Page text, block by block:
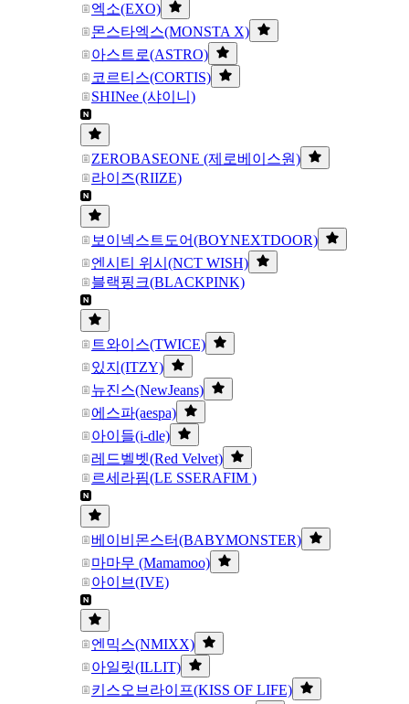
엑소(EXO)
몬스타엑스(MONSTA X)
아스트로(ASTRO)
코르티스(CORTIS)
SHINee (샤이니)
ZEROBASEONE (제로베이스원)
라이즈(RIIZE)
보이넥스트도어(BOYNEXTDOOR)
엔시티 위시(NCT WISH)
블랙핑크(BLACKPINK)
트와이스(TWICE)
있지(ITZY)
뉴진스(NewJeans)
에스파(aespa)
아이들(i-dle)
레드벨벳(Red Velvet)
르세라핌(LE SSERAFIM )
베이비몬스터(BABYMONSTER)
마마무 (Mamamoo)
아이브(IVE)
엔믹스(NMIXX)
아일릿(ILLIT)
키스오브라이프(KISS OF LIFE)